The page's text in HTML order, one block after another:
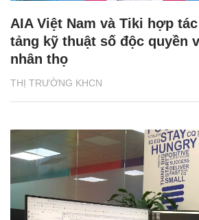
THỊ TRƯỜNG KHCN
AIA Việt Nam và Tiki hợp
tảng kỹ thuật số độc quyền
nhân thọ